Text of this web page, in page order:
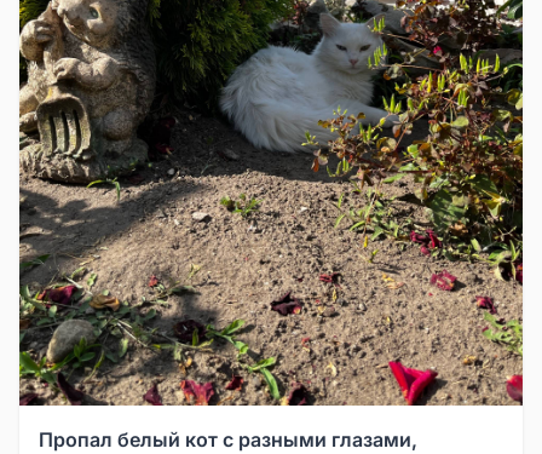
Пропал белый кот с разными глазами,